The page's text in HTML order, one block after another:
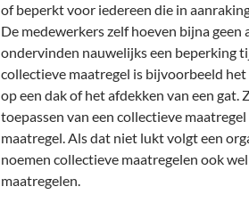
of beperkt voor iedereen die in
De medewerkers zelf hoeven bijna geen
ondervinden nauwelijks een beperking
collectieve maatregel is bijvoorbeeld
op een dak of het afdekken van een gat.
toepassen van een collectieve
maatregel. Als dat niet lukt volgt een
noemen collectieve maatregelen ook
maatregelen.